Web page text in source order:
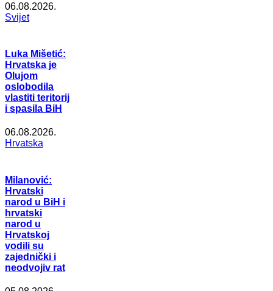
06.08.2026.
Svijet
Luka Mišetić:
Hrvatska je
Olujom
oslobodila
vlastiti teritorij
i spasila BiH
06.08.2026.
Hrvatska
Milanović:
Hrvatski
narod u BiH i
hrvatski
narod u
Hrvatskoj
vodili su
zajednički i
neodvojiv rat